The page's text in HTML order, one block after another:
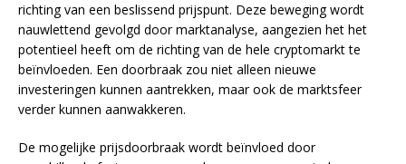
richting van een beslissend prijspunt. Deze beweging wordt
nauwlettend gevolgd door marktanalyse, aangezien het het
potentieel heeft om de richting van de hele cryptomarkt te
beïnvloeden. Een doorbraak zou niet alleen nieuwe
investeringen kunnen aantrekken, maar ook de marktsfeer
verder kunnen aanwakkeren.
De mogelijke prijsdoorbraak wordt beïnvloed door